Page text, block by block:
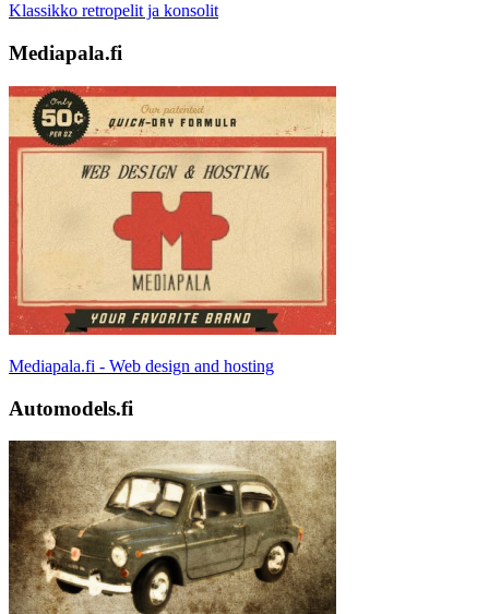
Klassikko retropelit ja konsolit
Mediapala.fi
Mediapala.fi - Web design and hosting
Automodels.fi